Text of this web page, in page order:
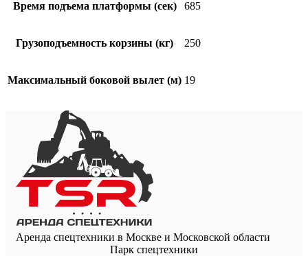
Время подъема платформы (сек) 685
Грузоподъемность корзины (кг) 250
Максимальный боковой вылет (м) 19
Аренда спецтехники в Москве и Московской области
Парк спецтехники